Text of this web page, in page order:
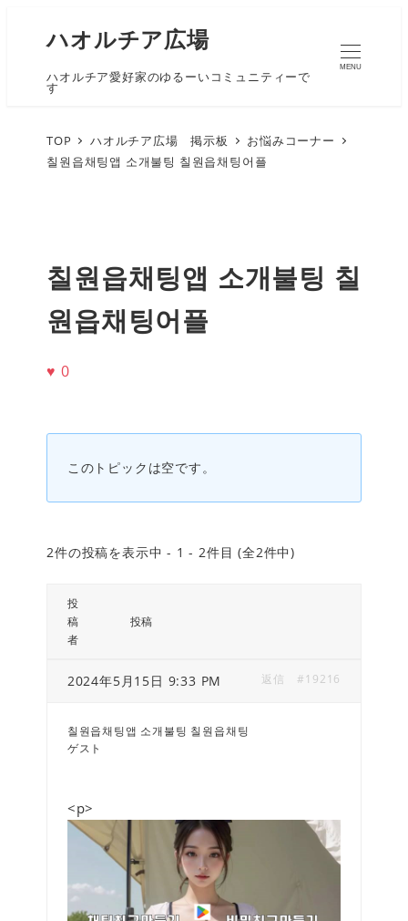
ハオルチア広場
ハオルチア愛好家のゆるーいコミュニティーで
す
MENU
TOP ハオルチア広場 掲示板
お悩みコーナー
칠원읍채팅앱 소개불팅 칠원읍채팅어플
칠원읍채팅앱 소개불팅 칠
원읍채팅어플
♥ 0
このトピックは空です。
2件の投稿を表示中 - 1 - 2件目 (全2件中)
投
稿
者
投稿
2024年5月15日 9:33 PM #19216
返信
칠원읍채팅앱 소개불팅 칠원읍채팅
ゲスト
<p>